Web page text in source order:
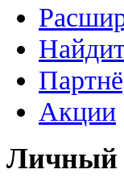
Акции
Личный